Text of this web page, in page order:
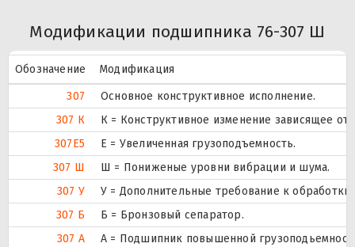
Модификации подшипника 76-307 Ш
Обозначение
Модификация
307
Основное конструктивное исполнение.
307 К
К = Конструктивное изменение зависящее от
307E5
Е = Увеличенная грузоподъемность.
307 Ш
Ш = Пониженые уровни вибрации и шума.
307 У
У = Дополнительные требование к
307 Б
Б = Бронзовый сепаратор.
307 А
А = Подшипник повышенной